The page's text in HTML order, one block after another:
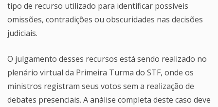
tipo de recurso utilizado para identificar possíveis
omissões, contradições ou obscuridades nas decisões
judiciais.
O julgamento desses recursos está sendo realizado no
plenário virtual da Primeira Turma do STF, onde os
ministros registram seus votos sem a realização de
debates presenciais. A análise completa deste caso deve